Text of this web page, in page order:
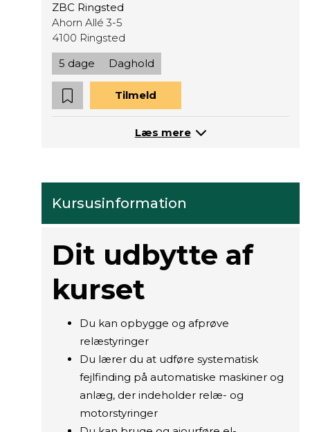
ZBC Ringsted
Ahorn Allé 3-5
4100 Ringsted
5 dage
Daghold
Tilmeld
Læs mere
Kursusinformation
Dit udbytte af
kurset
Du kan opbygge og afprøve
relæstyringer
Du lærer du at udføre systematisk
fejlfinding på automatiske maskiner og
anlæg, der indeholder relæ- og
motorstyringer